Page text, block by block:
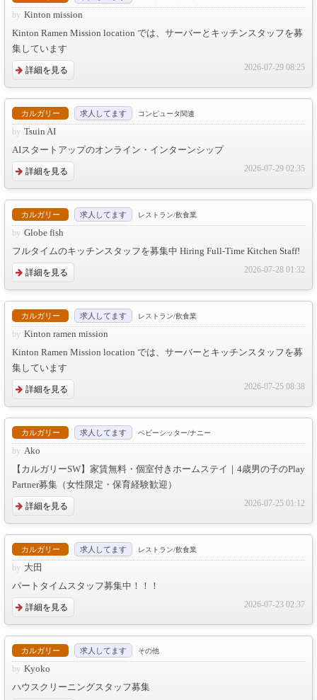
Kinton mission
Kinton Ramen Mission location では、サーバーとキッチンスタッフを募
集しています
詳細を見る 2026-07-29 08:25
カルガリー 求人してます コンピュータ関連
Tsuin AI
AIスタートアップのオンライン・インターンシップ
詳細を見る 2026-07-29 02:35
カルガリー 求人してます レストラン/飲食業
Globe fish
フルタイムのキッチンスタッフを募集中 Hiring Full-Time Kitchen Staff!
詳細を見る 2026-07-28 01:32
カルガリー 求人してます レストラン/飲食業
Kinton ramen mission
Kinton Ramen Mission location では、サーバーとキッチンスタッフを募
集しています
詳細を見る 2026-07-25 08:38
カルガリー 求人してます ベビーシッター/ナニー
Ako
【カルガリーSW】家賃無料・個室付きホームステイ｜4歳男の子のPlay
Partner募集（女性限定・保育経験歓迎）
詳細を見る 2026-07-25 01:12
カルガリー 求人してます レストラン/飲食業
大田
パートタイムスタッフ募集中！！！
詳細を見る 2026-07-23 02:37
カルガリー 求人してます その他
Kyoko
ハウスクリーニングスタッフ募集